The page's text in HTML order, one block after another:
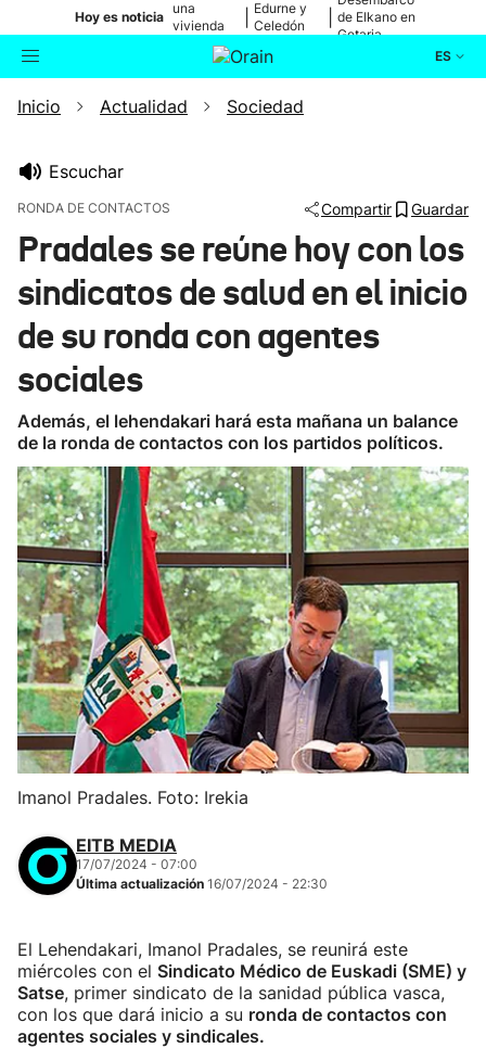
Hoy es noticia
una
vivienda
de Bilbao
Edurne y
Celedón
de Elkano en
Getaria
ES
Buscador Actualidad
Ikusmiran
Eguraldia
Inicio Actualidad Sociedad
Escuchar
RONDA DE CONTACTOS Compartir Guardar
Pradales se reúne hoy con los
sindicatos de salud en el inicio
de su ronda con agentes
sociales
Además, el lehendakari hará esta mañana un balance
de la ronda de contactos con los partidos políticos.
Imanol Pradales. Foto: Irekia
EITB MEDIA
17/07/2024 - 07:00
Última actualización 16/07/2024 - 22:30
El Lehendakari, Imanol Pradales, se reunirá este
miércoles con el Sindicato Médico de Euskadi (SME) y
Satse, primer sindicato de la sanidad pública vasca,
con los que dará inicio a su ronda de contactos con
agentes sociales y sindicales.